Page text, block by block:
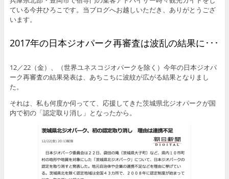
ている今井ひろこです。当ブログへお越しいただき、ありがとうござ
います。
2017年の日本ジオパーク再審査は波乱の結果に･･･
12／22（金）、（世界ユネスコジオパークを除く）今年の日本ジオパ
ーク再審査の結果発表は、あちこちに波紋が広がる結果となりまし
た。
それは、私も何度か伺ってて、応援してきた茨城県北ジオパークが国
内で初の「認定取り消し」となったから。